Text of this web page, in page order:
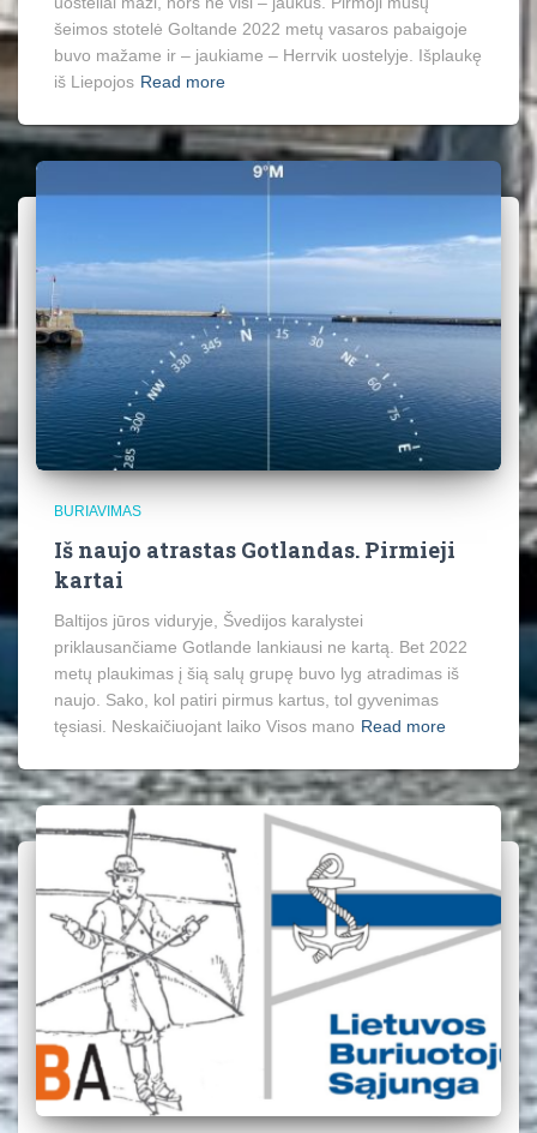
šeimos stotelė Goltande 2022 metų vasaros pabaigoje
buvo mažame ir – jaukiame – Herrvik uostelyje. Išplaukę
iš Liepojos Read more
BURIAVIMAS
Iš naujo atrastas Gotlandas. Pirmieji
kartai
Baltijos jūros viduryje, Švedijos karalystei
priklausančiame Gotlande lankiausi ne kartą. Bet 2022
metų plaukimas į šią salų grupę buvo lyg atradimas iš
naujo. Sako, kol patiri pirmus kartus, tol gyvenimas
tęsiasi. Neskaičiuojant laiko Visos mano Read more